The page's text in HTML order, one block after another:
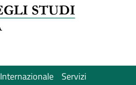
Internazionale Servizi